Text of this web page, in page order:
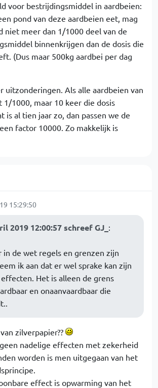
voor bestrijdingsmiddel in aardbeien:
pond van deze aardbeien eet, mag
niet meer dan 1/1000 deel van de
binnenkrijgen dan de dosis die
(Dus maar 500kg aardbei per dag
uitzonderingen. Als alle aardbeien van
1/1000, maar 10 keer die dosis
is al tien jaar zo, dan passen we de
factor 10000. Zo makkelijk is
15:29:50
2019 12:00:57 schreef GJ_ :
in de wet regels en grenzen zijn
ik aan dat er wel sprake kan zijn
Het is alleen de grens
en onaanvaardbaar die
zilverpapier??
nadelige effecten met zekerheid
worden is men uitgegaan van het
effect is opwarming van het